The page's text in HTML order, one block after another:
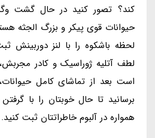
کند؟ تصور کنید در حال گشت
حیوانات قوی پیکر و بزرگ الجثه
لحظه باشکوه را با لنز دوربینش
لطف آتلیه ژوراسیک و کادر
است بعد از تماشای کامل
برسانید تا حال خوبتان را با
همواره در آلبوم خاطراتتان ثبت کنید.